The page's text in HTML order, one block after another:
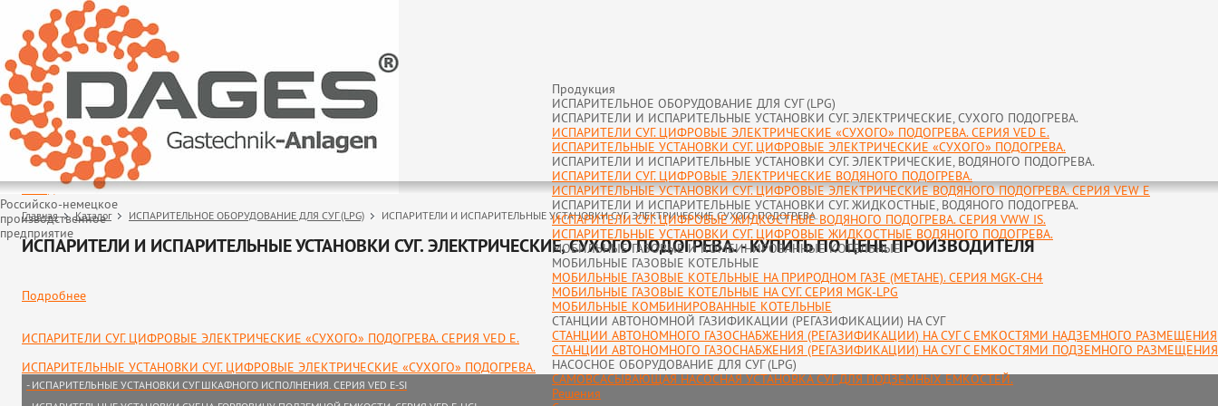
Российско-немецкое
производственное
предприятие
Продукция
ИСПАРИТЕЛЬНОЕ ОБОРУДОВАНИЕ ДЛЯ СУГ (LPG)
ИСПАРИТЕЛИ И ИСПАРИТЕЛЬНЫЕ УСТАНОВКИ СУГ. ЭЛЕКТРИЧЕСКИЕ, СУХОГО ПОДОГРЕВА.
ИСПАРИТЕЛИ СУГ. ЦИФРОВЫЕ ЭЛЕКТРИЧЕСКИЕ «СУХОГО» ПОДОГРЕВА. СЕРИЯ VED E.
ИСПАРИТЕЛЬНЫЕ УСТАНОВКИ СУГ. ЦИФРОВЫЕ ЭЛЕКТРИЧЕСКИЕ «СУХОГО» ПОДОГРЕВА.
ИСПАРИТЕЛИ И ИСПАРИТЕЛЬНЫЕ УСТАНОВКИ СУГ. ЭЛЕКТРИЧЕСКИЕ, ВОДЯНОГО ПОДОГРЕВА.
ИСПАРИТЕЛИ СУГ. ЦИФРОВЫЕ ЭЛЕКТРИЧЕСКИЕ ВОДЯНОГО ПОДОГРЕВА.
ИСПАРИТЕЛЬНЫЕ УСТАНОВКИ СУГ. ЦИФРОВЫЕ ЭЛЕКТРИЧЕСКИЕ ВОДЯНОГО ПОДОГРЕВА. СЕРИЯ VEW E
ИСПАРИТЕЛИ И ИСПАРИТЕЛЬНЫЕ УСТАНОВКИ СУГ. ЖИДКОСТНЫЕ, ВОДЯНОГО ПОДОГРЕВА.
ИСПАРИТЕЛИ СУГ. ЦИФРОВЫЕ ЖИДКОСТНЫЕ ВОДЯНОГО ПОДОГРЕВА. СЕРИЯ VWW IS.
ИСПАРИТЕЛЬНЫЕ УСТАНОВКИ СУГ. ЦИФРОВЫЕ ЖИДКОСТНЫЕ ВОДЯНОГО ПОДОГРЕВА.
МОБИЛЬНЫЕ ГАЗОВЫЕ И КОМБИНИРОВАННЫЕ КОТЕЛЬНЫЕ
МОБИЛЬНЫЕ ГАЗОВЫЕ КОТЕЛЬНЫЕ
МОБИЛЬНЫЕ ГАЗОВЫЕ КОТЕЛЬНЫЕ НА ПРИРОДНОМ ГАЗЕ (МЕТАНЕ). СЕРИЯ MGK-CH4
МОБИЛЬНЫЕ ГАЗОВЫЕ КОТЕЛЬНЫЕ НА СУГ. СЕРИЯ MGK-LPG
МОБИЛЬНЫЕ КОМБИНИРОВАННЫЕ КОТЕЛЬНЫЕ
СТАНЦИИ АВТОНОМНОЙ ГАЗИФИКАЦИИ (РЕГАЗИФИКАЦИИ) НА СУГ
СТАНЦИИ АВТОНОМНОГО ГАЗОСНАБЖЕНИЯ (РЕГАЗИФИКАЦИИ) НА СУГ С ЕМКОСТЯМИ НАДЗЕМНОГО РАЗМЕЩЕНИЯ
СТАНЦИИ АВТОНОМНОГО ГАЗОСНАБЖЕНИЯ (РЕГАЗИФИКАЦИИ) НА СУГ С ЕМКОСТЯМИ ПОДЗЕМНОГО РАЗМЕЩЕНИЯ
НАСОСНОЕ ОБОРУДОВАНИЕ ДЛЯ СУГ (LPG)
САМОВСАСЫВАЮЩАЯ НАСОСНАЯ УСТАНОВКА СУГ ДЛЯ ПОДЗЕМНЫХ ЕМКОСТЕЙ.
Решения
Назад
Главная Каталог ИСПАРИТЕЛЬНОЕ ОБОРУДОВАНИЕ ДЛЯ СУГ (LPG) ИСПАРИТЕЛИ И ИСПАРИТЕЛЬНЫЕ УСТАНОВКИ СУГ. ЭЛЕКТРИЧЕСКИЕ, СУХОГО ПОДОГРЕВА.
ИСПАРИТЕЛИ И ИСПАРИТЕЛЬНЫЕ УСТАНОВКИ СУГ. ЭЛЕКТРИЧЕСКИЕ, СУХОГО ПОДОГРЕВА. - КУПИТЬ ПО ЦЕНЕ ПРОИЗВОДИТЕЛЯ
Подробнее
ИСПАРИТЕЛИ СУГ. ЦИФРОВЫЕ ЭЛЕКТРИЧЕСКИЕ «СУХОГО» ПОДОГРЕВА. СЕРИЯ VED E.
ИСПАРИТЕЛЬНЫЕ УСТАНОВКИ СУГ. ЦИФРОВЫЕ ЭЛЕКТРИЧЕСКИЕ «СУХОГО» ПОДОГРЕВА.
- ИСПАРИТЕЛЬНЫЕ УСТАНОВКИ СУГ ШКАФНОГО ИСПОЛНЕНИЯ. СЕРИЯ VED E-SI